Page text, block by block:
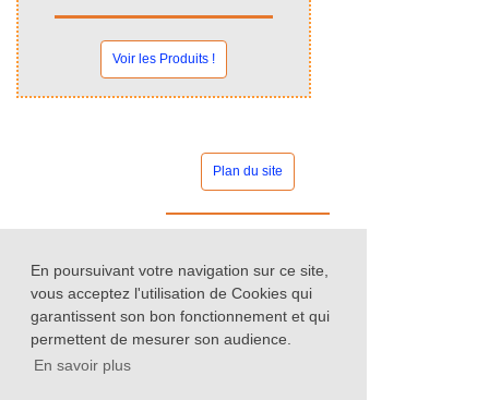
En poursuivant votre navigation sur ce site,
vous acceptez l'utilisation de Cookies qui
garantissent son bon fonctionnement et qui
permettent de mesurer son audience.
En savoir plus
Voir les Produits !
Plan du site
Nos catalogues